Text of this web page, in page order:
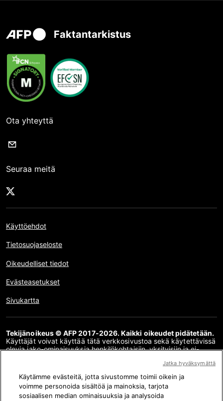
Faktantarkistus
Ota yhteyttä
Seuraa meitä
Käyttöehdot
Tietosuojaseloste
Oikeudelliset tiedot
Evästeasetukset
Sivukartta
Tekijänoikeus © AFP 2017-2026. Kaikki oikeudet pidätetään.
Käyttäjät voivat käyttää tätä verkkosivustoa sekä käytettävissä
olevia jako-ominaisuuksia henkilökohtaisiin, yksityisiin ja ei-
verkkosivuston sisällön jäljentäminen, välittäminen yleisölle tai
jakelu kokonaan tai osittain, mihin tahansa muuhun
tarkoitukseen ja/tai millä tahansa muulla tavalla ilman AFP:n
kanssa allekirjoitettua erityistä lisenssisopimusta on
ehdottomasti kielletty. Faktantarkistusten sisältämää tai niihin
Käytämme evästeitä, jotta sivustomme toimii oikein ja
voimme personoida sisältöä ja mainoksia, tarjota
sosiaalisen median ominaisuuksia ja analysoida
Jatka hyväksymättä